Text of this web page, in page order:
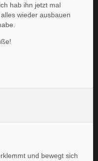
hab ihn jetzt mal
wieder ausbauen
und bewegt sich